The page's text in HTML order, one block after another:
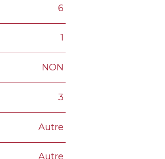
6
1
NON
3
Autre
Autre